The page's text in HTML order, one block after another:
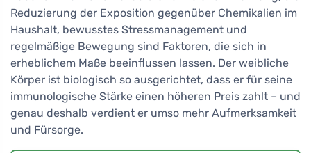
Reduzierung der Exposition gegenüber Chemikalien im
Haushalt, bewusstes Stressmanagement und
regelmäßige Bewegung sind Faktoren, die sich in
erheblichem Maße beeinflussen lassen. Der weibliche
Körper ist biologisch so ausgerichtet, dass er für seine
immunologische Stärke einen höheren Preis zahlt – und
genau deshalb verdient er umso mehr Aufmerksamkeit
und Fürsorge.